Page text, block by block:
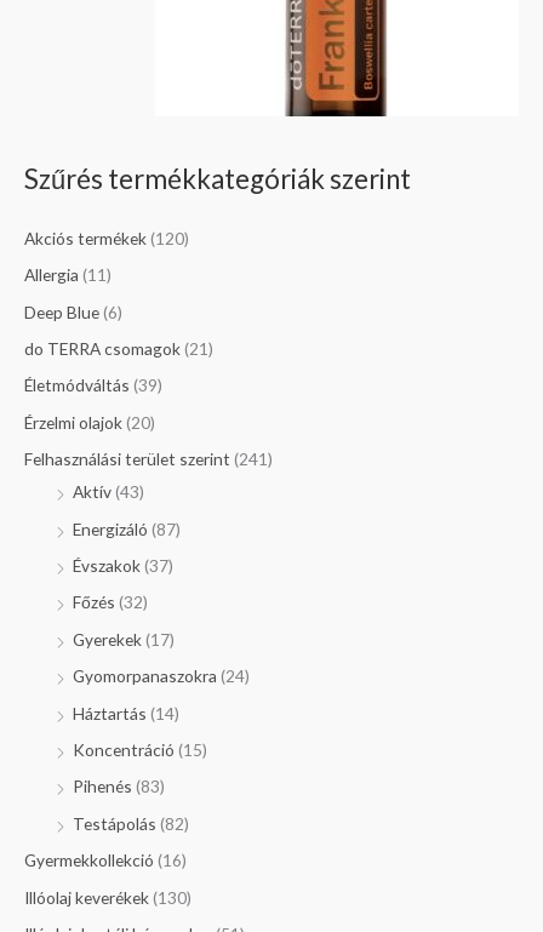
Szűrés termékkategóriák szerint
Akciós termékek(120)
Allergia (11)
Deep Blue(6)
do TERRA csomagok(21)
Életmódváltás (39)
Érzelmi olajok(20)
Felhasználási terület szerint (241)
Aktív(43)
Energizáló (87)
Évszakok(37)
Főzés (32)
Gyerekek(17)
Gyomorpanaszokra (24)
Háztartás (14)
Koncentráció (15)
Pihenés (83)
Testápolás (82)
Gyermekkollekció (16)
Illóolaj keverékek(130)